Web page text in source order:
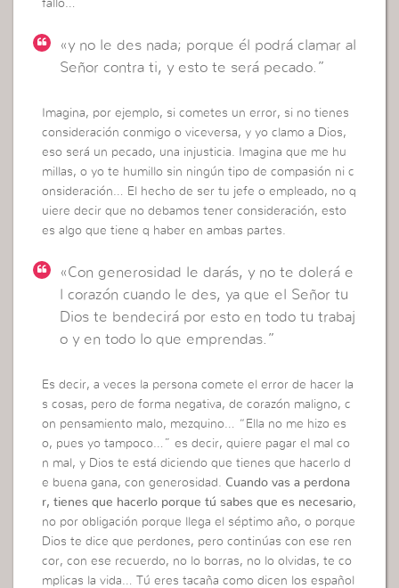
falló…
«y no le des nada; porque él podrá clamar al
Señor contra ti, y esto te será pecado.”
Imagina, por ejemplo, si cometes un error, si no tienes
consideración conmigo o viceversa, y yo clamo a Dios,
eso será un pecado, una injusticia. Imagina que me hu
millas, o yo te humillo sin ningún tipo de compasión ni c
onsideración… El hecho de ser tu jefe o empleado, no q
uiere decir que no debamos tener consideración, esto
es algo que tiene q haber en ambas partes.
«Con generosidad le darás, y no te dolerá e
l corazón cuando le des, ya que el Señor tu
Dios te bendecirá por esto en todo tu trabaj
o y en todo lo que emprendas.”
Es decir, a veces la persona comete el error de hacer la
s cosas, pero de forma negativa, de corazón maligno, c
on pensamiento malo, mezquino… “Ella no me hizo es
o, pues yo tampoco…” es decir, quiere pagar el mal co
n mal, y Dios te está diciendo que tienes que hacerlo d
e buena gana, con generosidad. Cuando vas a perdona
r, tienes que hacerlo porque tú sabes que es necesario,
no por obligación porque llega el séptimo año, o porque
Dios te dice que perdones, pero continúas con ese ren
cor, con ese recuerdo, no lo borras, no lo olvidas, te co
mplicas la vida… Tú eres tacaña como dicen los español